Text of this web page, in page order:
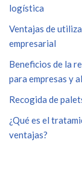
logística
Ventajas de
empresarial
Beneficios de la
para empresas y
Recogida de
¿Qué es el
ventajas?